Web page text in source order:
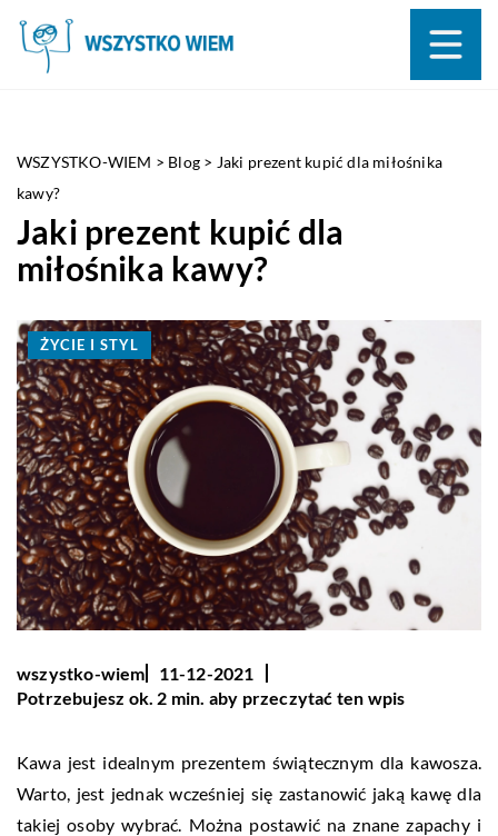
WSZYSTKO-WIEM > Blog > Jaki prezent kupić dla miłośnika
kawy?
Jaki prezent kupić dla
miłośnika kawy?
ŻYCIE I STYL
wszystko-wiem
11-12-2021
Potrzebujesz ok. 2 min. aby przeczytać ten wpis
Kawa jest idealnym prezentem świątecznym dla kawosza.
Warto, jest jednak wcześniej się zastanowić jaką kawę dla
takiej osoby wybrać. Można postawić na znane zapachy i